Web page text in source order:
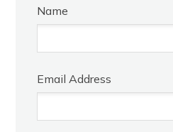
Name
Email Address